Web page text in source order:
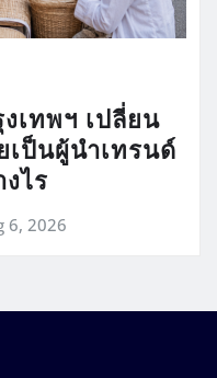
เทพฯ เปลี่ยน
ป็นผู้นำเทรนด์
ไร
6, 2026